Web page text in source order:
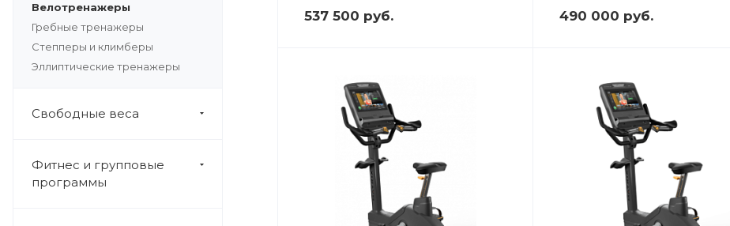
Велотренажеры
Гребные тренажеры
Степперы и климберы
Эллиптические тренажеры
Свободные веса
Фитнес и групповые
программы
537 500 руб. 490 000 руб.